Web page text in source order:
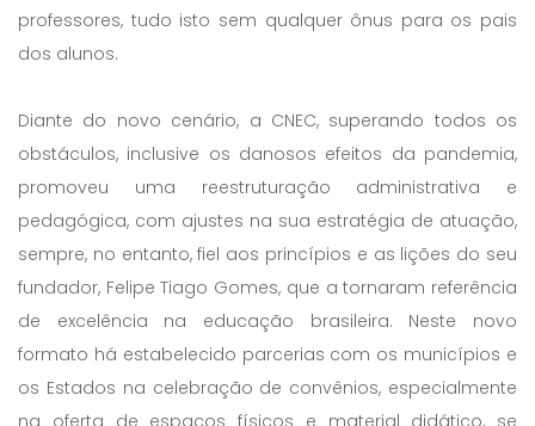
professores, tudo isto sem qualquer ônus para os pais
dos alunos.
Diante do novo cenário, a CNEC, superando todos os
obstáculos, inclusive os danosos efeitos da pandemia,
promoveu uma reestruturação administrativa e
pedagógica, com ajustes na sua estratégia de atuação,
sempre, no entanto, fiel aos princípios e as lições do seu
fundador, Felipe Tiago Gomes, que a tornaram referência
de excelência na educação brasileira. Neste novo
formato há estabelecido parcerias com os municípios e
os Estados na celebração de convênios, especialmente
na oferta de espaços físicos e material didático, se